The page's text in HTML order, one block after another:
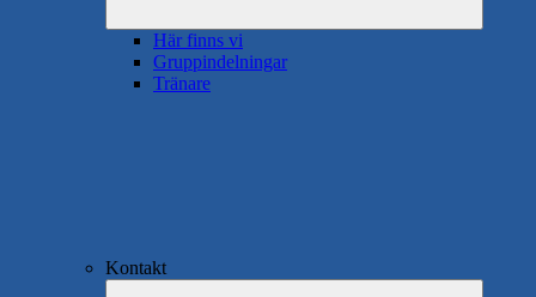
Här finns vi
Gruppindelningar
Tränare
Kontakt